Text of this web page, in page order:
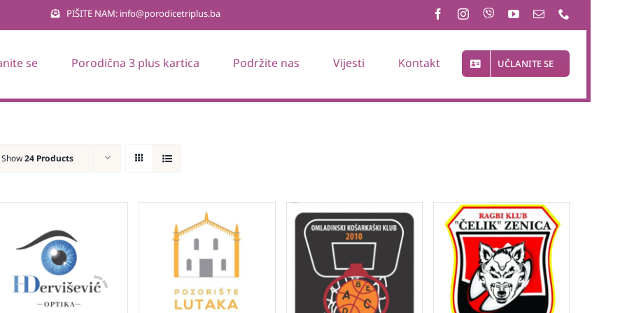
PIŠITE NAM: info@porodicetriplus.ba
se Porodična 3 plus kartica Podržite nas Vijesti Kontakt UČLANITE SE
Show24 Products